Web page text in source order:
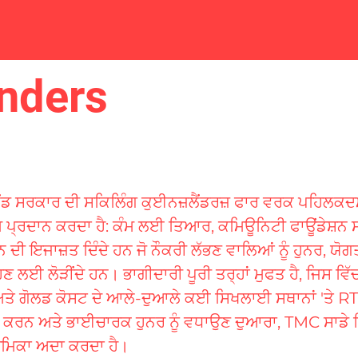
ਦੀ ਸਕਿਲਿੰਗ ਕੁਈਨਜ਼ਲੈਂਡਰਜ਼ ਫਾਰ ਵਰਕ
ਪ੍ਰਦਾਨ ਕਰਦਾ ਹੈ: ਕੰਮ ਲਈ ਤਿਆਰ, ਕਮਿਊਨਿਟੀ
ਇਜਾਜ਼ਤ ਦਿੰਦੇ ਹਨ ਜੋ ਨੌਕਰੀ ਲੱਭਣ ਵਾਲਿਆਂ ਨੂੰ ਹੁਨਰ,
ਲੋੜੀਂਦੇ ਹਨ। ਭਾਗੀਦਾਰੀ ਪੂਰੀ ਤਰ੍ਹਾਂ ਮੁਫਤ ਹੈ, ਜਿਸ
ਗੋਲਡ ਕੋਸਟ ਦੇ ਆਲੇ-ਦੁਆਲੇ ਕਈ ਸਿਖਲਾਈ ਸਥਾਨਾਂ 'ਤੇ
ਕਰਨ ਅਤੇ ਭਾਈਚਾਰਕ ਹੁਨਰ ਨੂੰ ਵਧਾਉਣ ਦੁਆਰਾ, TMC ਸਾਡੇ
ਅਦਾ ਕਰਦਾ ਹੈ।